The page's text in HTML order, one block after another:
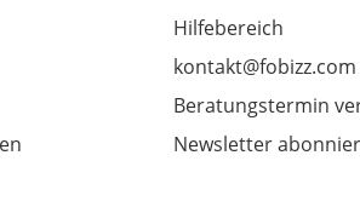
Hilfebereich
kontakt@fobizz.com
Beratungstermin
Newsletter